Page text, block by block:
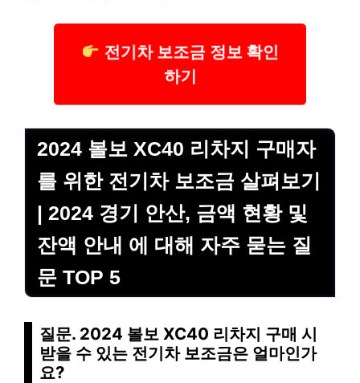
전기차 보조금 정보 확인
하기
2024 볼보 XC40 리차지 구매자
를 위한 전기차 보조금 살펴보기
| 2024 경기 안산, 금액 현황 및
잔액 안내 에 대해 자주 묻는 질
문 TOP 5
질문. 2024 볼보 XC40 리차지 구매 시
받을 수 있는 전기차 보조금은 얼마인가
요?